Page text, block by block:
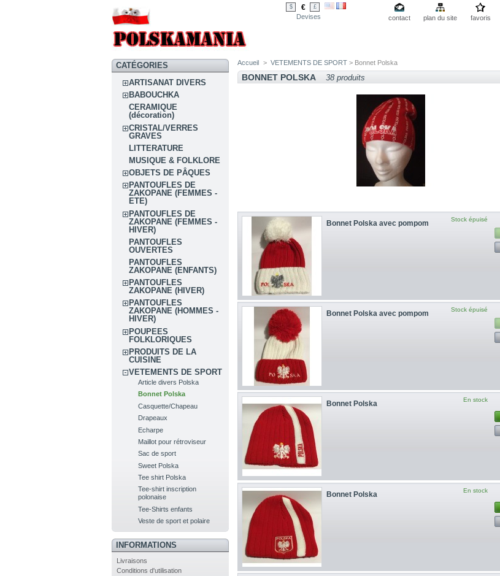
$ € £
Devises contact plan du site
favoris
CATÉGORIES
ARTISANAT DIVERS
BABOUCHKA
CERAMIQUE
(décoration)
CRISTAL/VERRES
GRAVES
LITTERATURE
MUSIQUE & FOLKLORE
OBJETS DE PÂQUES
PANTOUFLES DE
ZAKOPANE (FEMMES -
ETE)
PANTOUFLES DE
ZAKOPANE (FEMMES -
HIVER)
PANTOUFLES
OUVERTES
PANTOUFLES
ZAKOPANE (ENFANTS)
PANTOUFLES
ZAKOPANE (HIVER)
PANTOUFLES
ZAKOPANE (HOMMES -
HIVER)
POUPEES
FOLKLORIQUES
PRODUITS DE LA
CUISINE
VETEMENTS DE SPORT
Article divers Polska
Bonnet Polska
Casquette/Chapeau
Drapeaux
Echarpe
Maillot pour rétroviseur
Sac de sport
Sweet Polska
Tee shirt Polska
Tee-shirt inscription
polonaise
Tee-Shirts enfants
Veste de sport et polaire
INFORMATIONS
Livraisons
Conditions d'utilisation
Accueil > VETEMENTS DE SPORT > Bonnet Polska
BONNET POLSKA 38 produits
Stock épuisé
Bonnet Polska avec pompom
Stock épuisé
Bonnet Polska avec pompom
En stock
Bonnet Polska
En stock
Bonnet Polska